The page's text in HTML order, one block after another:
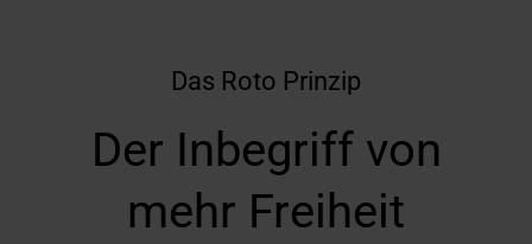
Das Roto Prinzip
Der Inbegriff von
mehr Freiheit